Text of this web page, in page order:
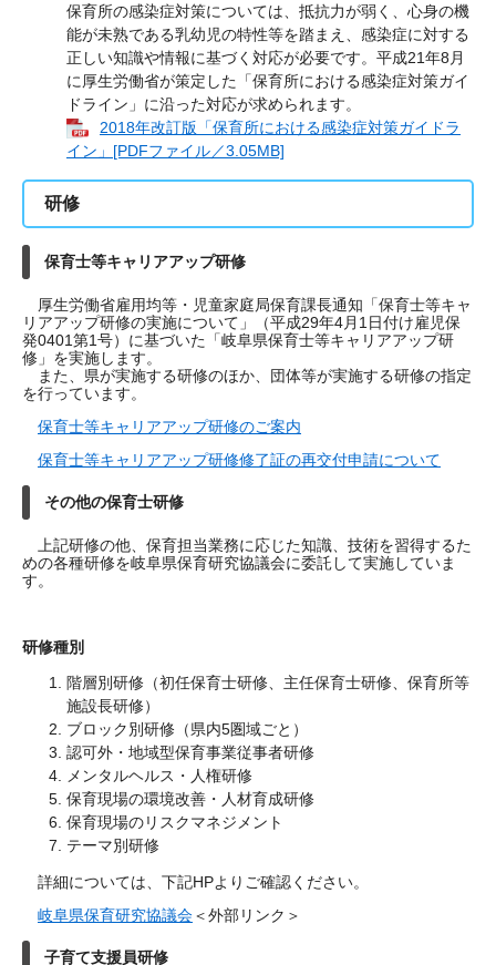
保育所の感染症対策については、抵抗力が弱く、心身の機
能が未熟である乳幼児の特性等を踏まえ、感染症に対する
正しい知識や情報に基づく対応が必要です。平成21年8月
に厚生労働省が策定した「保育所における感染症対策ガイ
ドライン」に沿った対応が求められます。
2018年改訂版「保育所における感染症対策ガイドラ
イン」[PDFファイル／3.05MB]
研修
保育士等キャリアアップ研修
厚生労働省雇用均等・児童家庭局保育課長通知「保育士等キャ
リアアップ研修の実施について」（平成29年4月1日付け雇児保
発0401第1号）に基づいた「岐阜県保育士等キャリアアップ研
修」を実施します。
また、県が実施する研修のほか、団体等が実施する研修の指定
を行っています。
保育士等キャリアアップ研修のご案内
保育士等キャリアアップ研修修了証の再交付申請について
その他の保育士研修
上記研修の他、保育担当業務に応じた知識、技術を習得するた
めの各種研修を岐阜県保育研究協議会に委託して実施していま
す。
研修種別
階層別研修（初任保育士研修、主任保育士研修、保育所等
施設長研修）
ブロック別研修（県内5圏域ごと）
認可外・地域型保育事業従事者研修
メンタルヘルス・人権研修
保育現場の環境改善・人材育成研修
保育現場のリスクマネジメント
テーマ別研修
詳細については、下記HPよりご確認ください。
岐阜県保育研究協議会＜外部リンク＞
子育て支援員研修